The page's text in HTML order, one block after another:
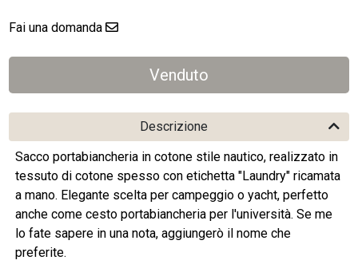
Fai una domanda
Descrizione
Sacco portabiancheria in cotone stile nautico, realizzato in
tessuto di cotone spesso con etichetta "Laundry" ricamata
a mano. Elegante scelta per campeggio o yacht, perfetto
anche come cesto portabiancheria per l'università. Se me
lo fate sapere in una nota, aggiungerò il nome che
preferite.